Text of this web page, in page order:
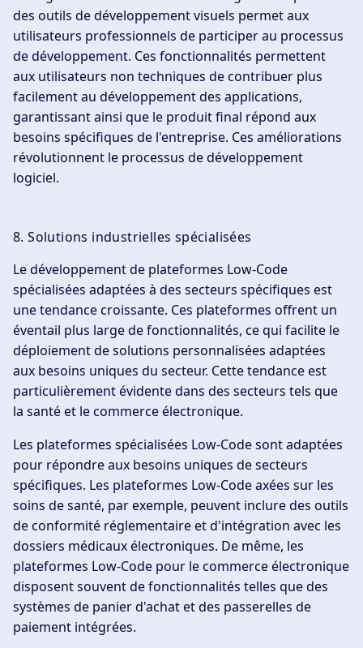
des outils de développement visuels permet aux
utilisateurs professionnels de participer au processus
de développement. Ces fonctionnalités permettent
aux utilisateurs non techniques de contribuer plus
facilement au développement des applications,
garantissant ainsi que le produit final répond aux
besoins spécifiques de l'entreprise. Ces améliorations
révolutionnent le processus de développement
logiciel.
8. Solutions industrielles spécialisées
Le développement de plateformes Low-Code
spécialisées adaptées à des secteurs spécifiques est
une tendance croissante. Ces plateformes offrent un
éventail plus large de fonctionnalités, ce qui facilite le
déploiement de solutions personnalisées adaptées
aux besoins uniques du secteur. Cette tendance est
particulièrement évidente dans des secteurs tels que
la santé et le commerce électronique.
Les plateformes spécialisées Low-Code sont adaptées
pour répondre aux besoins uniques de secteurs
spécifiques. Les plateformes Low-Code axées sur les
soins de santé, par exemple, peuvent inclure des outils
de conformité réglementaire et d'intégration avec les
dossiers médicaux électroniques. De même, les
plateformes Low-Code pour le commerce électronique
disposent souvent de fonctionnalités telles que des
systèmes de panier d'achat et des passerelles de
paiement intégrées.